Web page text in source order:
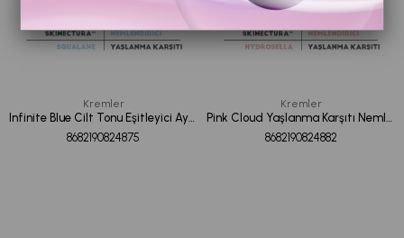
Kremler
8682190824875
Kremler
8682190824882